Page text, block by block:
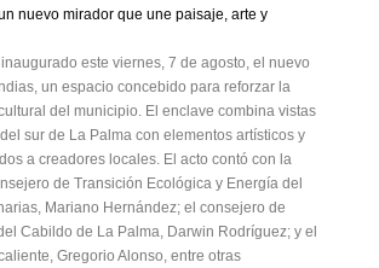
nuevo mirador que une paisaje, arte y
este viernes, 7 de agosto, el nuevo
un espacio concebido para reforzar la
del municipio. El enclave combina vistas
sur de La Palma con elementos artísticos y
a creadores locales. El acto contó con la
de Transición Ecológica y Energía del
Mariano Hernández; el consejero de
Cabildo de La Palma, Darwin Rodríguez; y el
Gregorio Alonso, entre otras